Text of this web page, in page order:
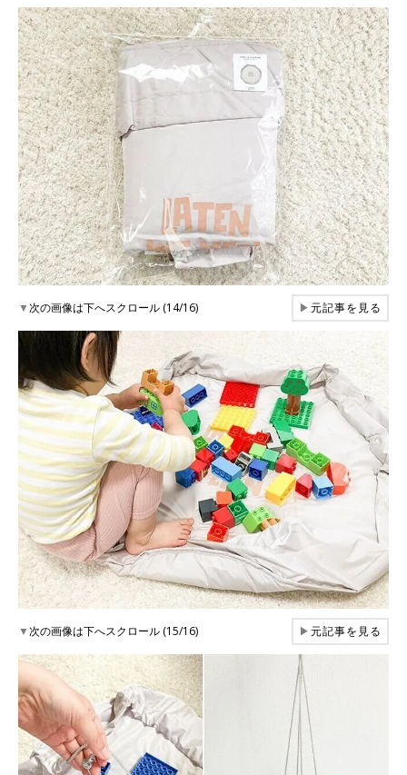
▼次の画像は下へスクロール (14/16) ▶元記事を見る
▼次の画像は下へスクロール (15/16) ▶元記事を見る